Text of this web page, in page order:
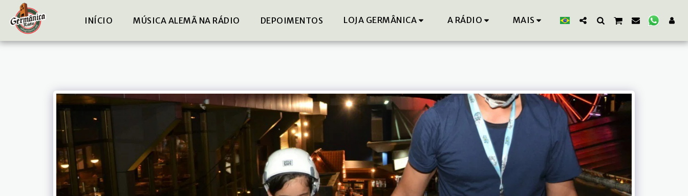
INÍCIO MÚSICA ALEMÃ NA RÁDIO DEPOIMENTOS LOJA GERMÂNICA A RÁDIO MAIS